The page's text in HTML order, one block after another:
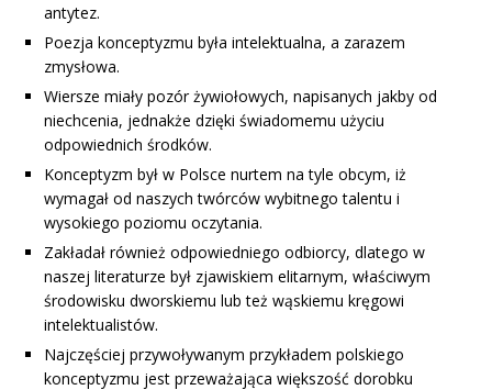
antytez.
Poezja konceptyzmu była intelektualna, a zarazem
zmysłowa.
Wiersze miały pozór żywiołowych, napisanych jakby od
niechcenia, jednakże dzięki świadomemu użyciu
odpowiednich środków.
Konceptyzm był w Polsce nurtem na tyle obcym, iż
wymagał od naszych twórców wybitnego talentu i
wysokiego poziomu oczytania.
Zakładał również odpowiedniego odbiorcy, dlatego w
naszej literaturze był zjawiskiem elitarnym, właściwym
środowisku dworskiemu lub też wąskiemu kręgowi
intelektualistów.
Najczęściej przywoływanym przykładem polskiego
konceptyzmu jest przeważająca większość dorobku